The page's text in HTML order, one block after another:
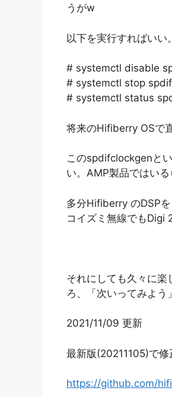
うがw
以下を実行すればいい。
# systemctl disable
# systemctl stop
# systemctl status
将来のHifiberry OSで
このspdifclockgenと
い。AMP製品ではいる
多分Hifiberry のDSP
コイズミ無線でもDigi
それにしても久々に楽
ろ、「次いってみよう
2021/11/09 更新
最新版(20211105)で修
https://github.com/